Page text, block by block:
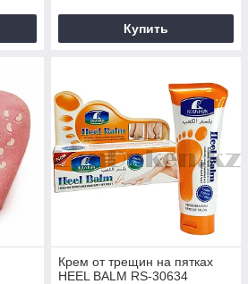
Купить
Крем от трещин на пятках
HEEL BALM RS-30634